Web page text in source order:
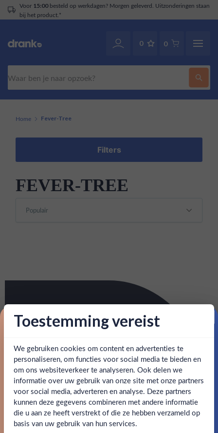
Voor 15:00besteld op werkdagen? Morgen geleverd. Uitzonderingen staan
bij het product.*
0 0
Ben jij 18 jaar of ouder?
Ja Nee
Home Fever-Tree
Filters
FEVER-TREE
Toestemming vereist
We gebruiken cookies om content en advertenties te
personaliseren, om functies voor social media te bieden en
om ons websiteverkeer te analyseren. Ook delen we
informatie over uw gebruik van onze site met onze partners
voor social media, adverteren en analyse. Deze partners
kunnen deze gegevens combineren met andere informatie
die u aan ze heeft verstrekt of die ze hebben verzameld op
basis van uw gebruik van hun services.
Proost op je eerste korting!
Schrijf je in en ontvang direct 5% korting op je eerste
bestelling.
Email
Claim mijn korting